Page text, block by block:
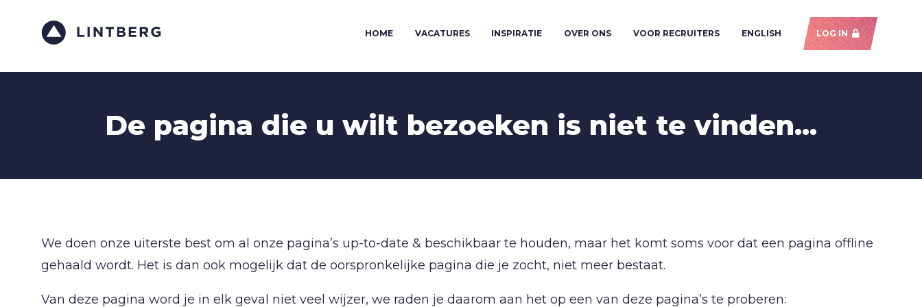
HOME VACATURES INSPIRATIE OVER ONS VOOR RECRUITERS ENGLISH LOG IN
De pagina die u wilt bezoeken is niet te vinden...
We doen onze uiterste best om al onze pagina’s up-to-date & beschikbaar te houden, maar het komt soms voor dat een pagina offline
gehaald wordt. Het is dan ook mogelijk dat de oorspronkelijke pagina die je zocht, niet meer bestaat.
Van deze pagina word je in elk geval niet veel wijzer, we raden je daarom aan het op een van deze pagina’s te proberen: